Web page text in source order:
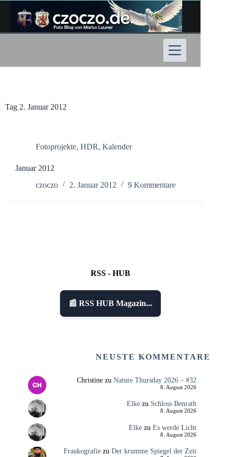
Inhalt
springen
Tag 2. Januar 2012
Fotoprojekte, HDR, Kalender
Januar 2012
czoczo
2. Januar 2012 9 Kommentare
RSS - HUB
📰 RSS HUB Magazin...
NEUSTE KOMMENTARE
Christinezu Nature Thursday 2026 – #32
8. August 2026
Elkezu Schloss Benrath
8. August 2026
Elkezu Es werde Licht
8. August 2026
Fraukografiezu Der krumme Spiegel der Zeit